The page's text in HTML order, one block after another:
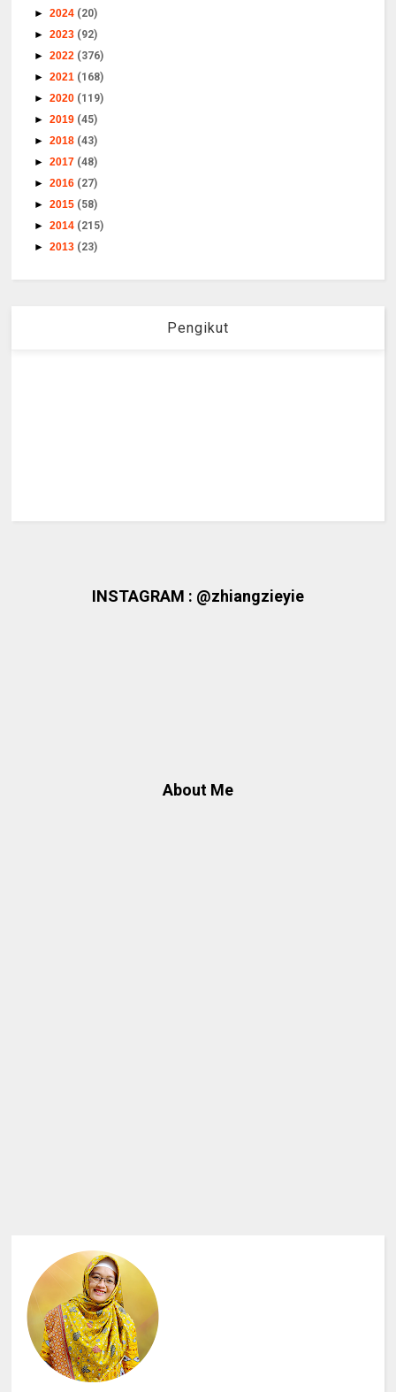
►2024 (20)
►2023 (92)
►2022 (376)
►2021 (168)
►2020 (119)
►2019 (45)
►2018 (43)
►2017 (48)
►2016 (27)
►2015 (58)
►2014 (215)
►2013 (23)
Pengikut
INSTAGRAM : @zhiangzieyie
About Me